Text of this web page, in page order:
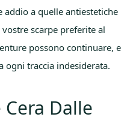
a quelle antiestetiche
scarpe preferite al
possono continuare, e
ogni traccia indesiderata.
Dalle